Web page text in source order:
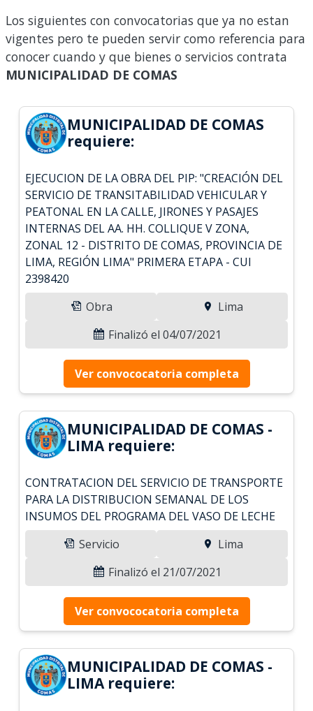
Los siguientes con convocatorias que ya no estan
vigentes pero te pueden servir como referencia para
conocer cuando y que bienes o servicios contrata
MUNICIPALIDAD DE COMAS
MUNICIPALIDAD DE COMAS
requiere:
EJECUCION DE LA OBRA DEL PIP: "CREACIÓN DEL
SERVICIO DE TRANSITABILIDAD VEHICULAR Y
PEATONAL EN LA CALLE, JIRONES Y PASAJES
INTERNAS DEL AA. HH. COLLIQUE V ZONA,
ZONAL 12 - DISTRITO DE COMAS, PROVINCIA DE
LIMA, REGIÓN LIMA" PRIMERA ETAPA - CUI
2398420
Obra
Lima
Finalizó el 04/07/2021
Ver convococatoria completa
MUNICIPALIDAD DE COMAS -
LIMA requiere:
CONTRATACION DEL SERVICIO DE TRANSPORTE
PARA LA DISTRIBUCION SEMANAL DE LOS
INSUMOS DEL PROGRAMA DEL VASO DE LECHE
Servicio
Lima
Finalizó el 21/07/2021
Ver convococatoria completa
MUNICIPALIDAD DE COMAS -
LIMA requiere: